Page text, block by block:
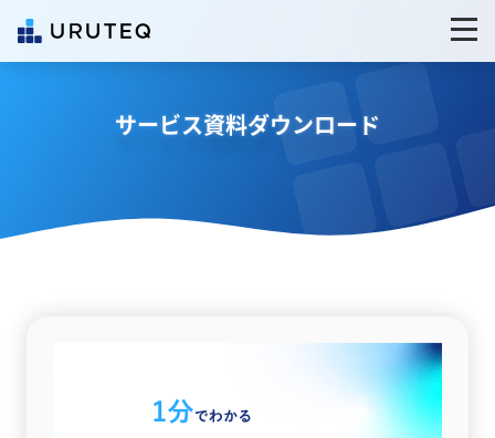
サービス資料ダウンロード